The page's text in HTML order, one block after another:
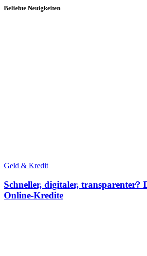
Beliebte Neuigkeiten
Geld & Kredit
Schneller, digitaler, transparenter?
Online-Kredite